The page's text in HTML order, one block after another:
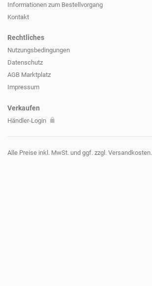
Informationen zum Bestellvorgang
Kontakt
Rechtliches
Nutzungsbedingungen
Datenschutz
AGB Marktplatz
Impressum
Verkaufen
Händler-Login
Alle Preise inkl. MwSt. und ggf. zzgl. Versandkosten.